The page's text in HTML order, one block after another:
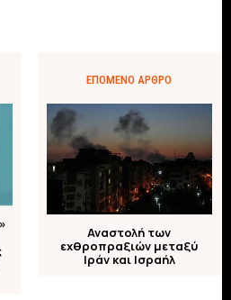
ΕΠΌΜΕΝΟ ΆΡΘΡΟ
Αναστολή των
εχθροπραξιών μεταξύ
Ιράν και Ισραήλ